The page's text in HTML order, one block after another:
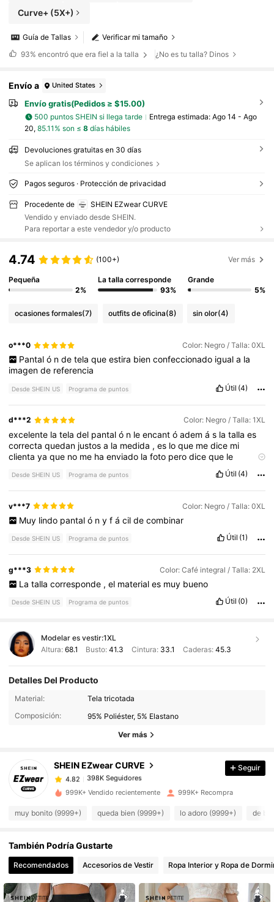
Curve+ (5X+)
Verificar mi tamaño
Guía de Tallas
93% encontró que era fiel a la talla ¿No es tu talla? Dinos
Envío a United States
Envío gratis(Pedidos ≥ $15.00)
500 puntos SHEIN si llega tarde Entrega estimada: Ago 14 - Ago
20, 85.11% son ≤ 8días hábiles
Devoluciones gratuitas en 30 días
Se aplican los términos y condiciones
Pagos seguros · Protección de privacidad
Procedente de
SHEIN EZwear CURVE
Vendido y enviado desde SHEIN.
Para reportar a este vendedor y/o producto
4.74 (100+) Ver más
Pequeña
2%
La talla corresponde
93%
Grande
5%
ocasiones formales(7) outfits de oficina(8) sin olor(4)
o***0 Color: Negro / Talla: 0XL
Pantal ó n de tela que estira bien confeccionado igual a la
imagende referencia
Desde SHEIN US Programa de puntos Útil (4)
d***2 Color: Negro / Talla: 1XL
excelente lateladel pantaló n leencantóademás latallaes
correctaquedan justosa la medida ,es loque medice mi
clientayaque no me haenviado lafoto perodiceque le
Desde SHEIN US Programa de puntos Útil (4)
v***7 Color: Negro / Talla: 0XL
Muy lindo pantal ó n y f á cil de combinar
Desde SHEIN US Programa de puntos Útil (1)
g***3 Color: Café integral / Talla: 2XL
La talla corresponde , el material es muy bueno
Desde SHEIN US Programa de puntos Útil (0)
Modelar es vestir:1XL
Altura: 68.1 Busto:41.3 Cintura: 33.1 Caderas: 45.3
Detalles Del Producto
Material:
Tela tricotada
Composición:
95% Poliéster, 5% Elastano
Ver más
SHEIN EZwear CURVE
398K Seguidores
398K Seguidores
398K Seguidores
c***n pagó Hace 14 horas
4.82 398K Seguidores
4.82 398K Seguidores
4.82 398K Seguidores
Seguir
999K+ Vendido recientemente 999K+ Recompra
muy bonito (9999+) queda bien (9999+) lo adoro (9999+) de
También Podría Gustarte
Recomendados Accesorios de Vestir Ropa Interior y Ropa de